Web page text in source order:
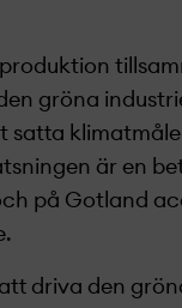
gröna
är en
på Gotland
driva den